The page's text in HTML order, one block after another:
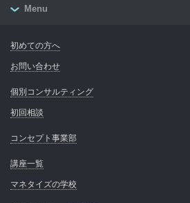
Menu
初めての方へ
お問い合わせ
個別コンサルティング
初回相談
コンセプト事業部
講座一覧
マネタイズの学校